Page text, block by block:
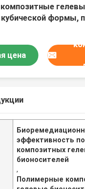
кубической
цена
эффективность
композитных
бионосителей
,
Полимерные